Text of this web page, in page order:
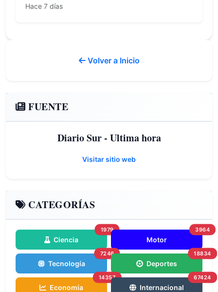
Hace 7 días
Volver a Inicio
FUENTE
Diario Sur - Ultima hora
Visitar sitio web
CATEGORÍAS
Ciencia
1979
Motor
3964
Tecnología
7246
Deportes
18834
Economía
14357
Internacional
67424